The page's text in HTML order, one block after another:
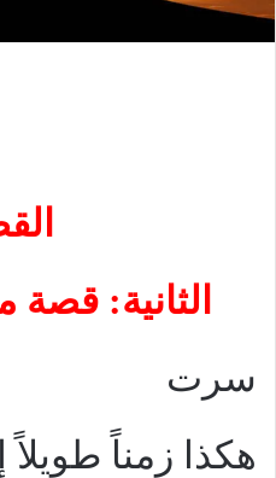
الثانية: قصة
سرت
هكذا زمناً